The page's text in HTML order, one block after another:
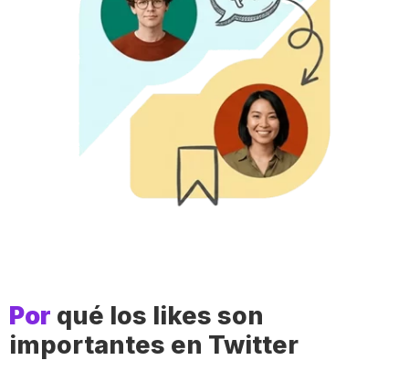
Por qué los likes son
importantes en Twitter